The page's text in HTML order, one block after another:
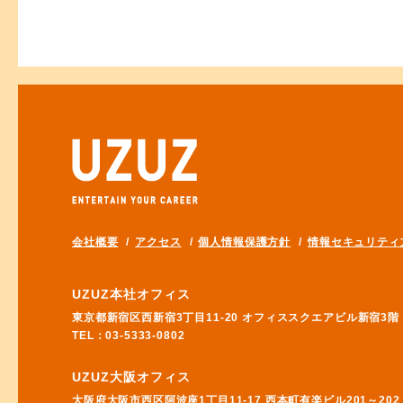
会社概要 アクセス 個人情報保護方針 情報セキュリティ
UZUZ本社オフィス
東京都新宿区西新宿3丁目11-20 オフィススクエアビル新宿3階
TEL：03-5333-0802
UZUZ大阪オフィス
大阪府大阪市西区阿波座1丁目11-17 西本町有楽ビル201～202